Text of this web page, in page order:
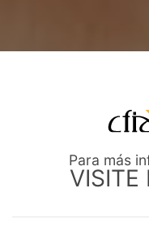
Para más
VISITE